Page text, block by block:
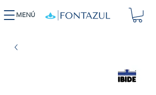
MENÚ